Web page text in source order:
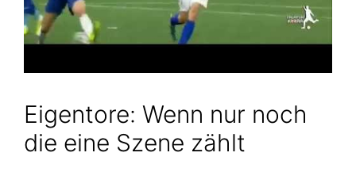
Eigentore: Wenn nur noch
die eine Szene zählt